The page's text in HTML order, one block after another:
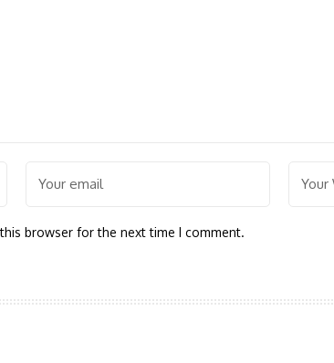
browser for the next time I comment.